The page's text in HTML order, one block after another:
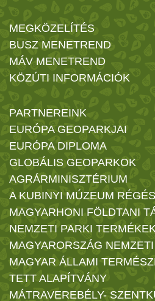
MEGKÖZELÍTÉS
BUSZ MENETREND
MÁV MENETREND
KÖZÚTI INFORMÁCIÓK
PARTNEREINK
EURÓPA GEOPARKJAI
EURÓPA DIPLOMA
GLOBÁLIS GEOPARKOK
AGRÁRMINISZTÉRIUM
A KUBINYI MÚZEUM
MAGYARHONI FÖLDTANI
NEMZETI PARKI TERMÉKEK
MAGYARORSZÁG
MAGYAR ÁLLAMI
TETT ALAPÍTVÁNY
MÁTRAVEREBÉLY-